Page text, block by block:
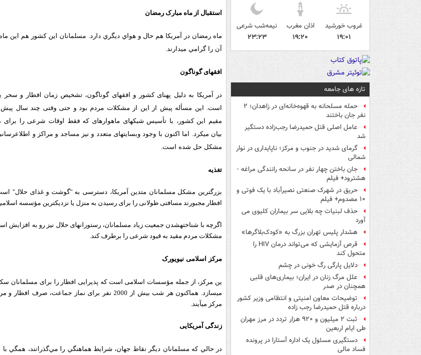
غروب خورشید
۱۹:۰۱
اذان مغرب
۱۹:۲۰
نیمه‌شب شرعی
۲۳:۲۳
تازه های جامعه
حمله مسلحانه به قهوه‌خانه‌ای در زاهدان؛ ۲
نفر جان باختند
عامل اصلی قتل حمیدرضا رجب‌زاده دستگیر
شد
گرمای شدید در جنوب و مرکز؛ ناپایداری در نوار
شمالی
جان باختن چهار نفر در سانحه رانندگی مراغه -
هشترود+ فیلم
حریق در شهرک صنعتی نصیرآباد با یک فوتی و
۱۰ مصدوم+ فیلم
حذف لبنیات چه بلایی سر بیماران کلیوی می
آورد
هشدار پلیس تهران بزرگ به «کودک‌بلاگرها»
قرص آزمایشی که می‌تواند درمان HIV را
متحول کند
دلایل پارگی رگ خونی در چشم
علل مرگ زنان در ایران؛ بیماری‌های قلبی
همچنان در صدر
توضیحات معاون امنیتی و انتظامی وزیر کشور
درباره قتل حمیدرضا رجب زاده
ثبت ۲ میلیون و ۹۲۰ هزار تردد در مرز مهران
طی ایام اربعین
دستگیری مسئول یک اداره آستارا در پرونده
فساد مالی
استقبال از ماه مبارک رمضان
ماه رمضان در آمریکا هم حال و هواي ديگري دارد. مسلمانان این کشور هم اين
آن را گرامي مي‏دارند.
افق‏های گوناگون
در آمریکا به دلیل پهنای کشور و افق‏های گوناگون، تشخیص زمان افطار و
است. این مسأله پیش از این از مشکلات مردم بود و حتی وقتی چند سال پیش
مقیم این کشور، با تأسیس شبکه‏ای ماهواره‏ای که فقط اوقات شرعی را برای
بیان می‏کرد. اما اکنون با وجود وب‏سایت‏های متعدد و نیز مساجد و مراکز و
مشکل حل شده است.
تغذیه
بزرگ‏ترین مشکل مسلمانان متدین آمريكا، دسترسی به "گوشت و غذای حلال" است.
افطار مجبورند مسافتی طولانی را برای رسیدن به منزل یا نزدیک‏ترین مؤسسه
اگرچه با شناخته‏شدن جمعیت زیاد مسلمانان، رستوران‏های حلال نیز رو به افزایش
مشکلات مردم مقید به قیود شرعی را برطرف کند.
مرکز اسلامی نیویورک
ین مرکز، از جمله مؤسسات اسلامی است که پذیرایی افطار را برای مسلمانان
می‏سازد. هم‏اکنون هر شب بیش از 2000 نفر برای نماز جماعت،
مرکز می‏آیند.
زندگی آمریکایی
در حالي كه مسلمانان ديگر نقاط جهان، شرایط هماهنگي را مي‌گذرانند، همگي با